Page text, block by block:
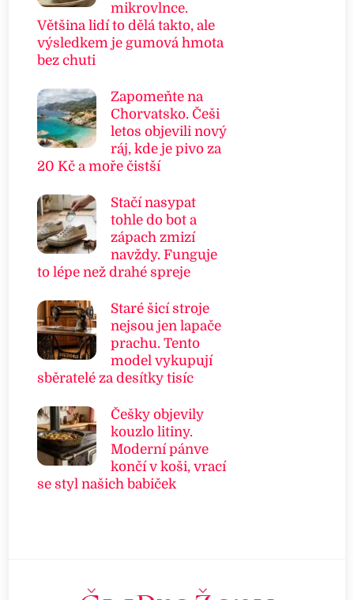
mikrovlnce.
Většina lidí to dělá takto, ale
výsledkem je gumová hmota
bez chuti
Zapomeňte na
Chorvatsko. Češi
letos objevili nový
ráj, kde je pivo za
20 Kč a moře čistší
Stačí nasypat
tohle do bot a
zápach zmizí
navždy. Funguje
to lépe než drahé spreje
Staré šicí stroje
nejsou jen lapače
prachu. Tento
model vykupují
sběratelé za desítky tisíc
Češky objevily
kouzlo litiny.
Moderní pánve
končí v koši, vrací
se styl našich babiček